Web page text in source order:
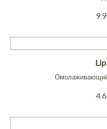
9
Омолаживающий
4